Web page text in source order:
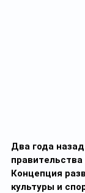
Два года
Концепция
культуры и